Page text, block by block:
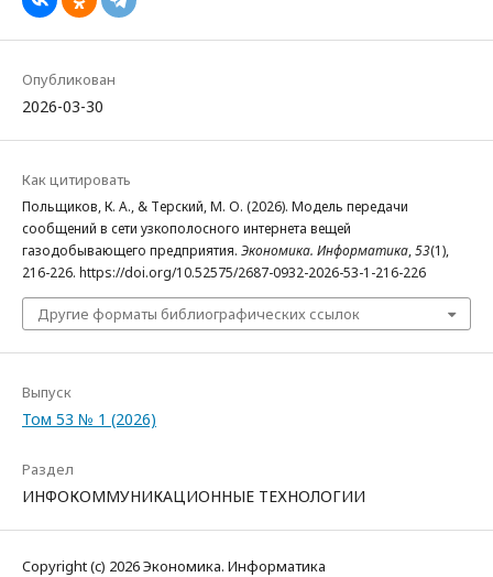
Опубликован
2026-03-30
Как цитировать
Польщиков, К. А., & Терский, М. О. (2026). Модель передачи
сообщений в сети узкополосного интернета вещей
газодобывающего предприятия. Экономика. Информатика,53(1),
216-226. https://doi.org/10.52575/2687-0932-2026-53-1-216-226
Другие форматы библиографических ссылок
Выпуск
Том 53 № 1 (2026)
Раздел
ИНФОКОММУНИКАЦИОННЫЕ ТЕХНОЛОГИИ
Copyright (c) 2026 Экономика. Информатика